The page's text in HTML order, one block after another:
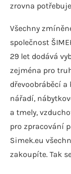
zrovna
Všechny
společnost
29 let dodává
zejména pro
dřevoobráběcí
nářadí,
a tmely,
pro zpracování
Simek.eu
zakoupíte. Tak